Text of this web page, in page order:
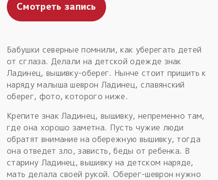
Смотреть запись
Бабушки северные помнили, как уберегать детей
от сглаза. Делали на детской одежде знак
Ладинец, вышивку-оберег. Нынче стоит пришить к
наряду малыша шеврон Ладинец, славянский
оберег, фото, которого ниже.
Крепите знак Ладинец, вышивку, непременно там,
где она хорошо заметна. Пусть чужие люди
обратят внимание на обережную вышивку, тогда
она отведет зло, зависть, беды от ребенка. В
старину Ладинец, вышивку на детском наряде,
мать делала своей рукой. Оберег-шеврон нужно